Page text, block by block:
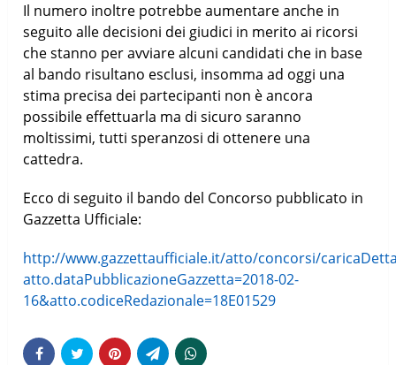
Il numero inoltre potrebbe aumentare anche in
seguito alle decisioni dei giudici in merito ai ricorsi
che stanno per avviare alcuni candidati che in base
al bando risultano esclusi, insomma ad oggi una
stima precisa dei partecipanti non è ancora
possibile effettuarla ma di sicuro saranno
moltissimi, tutti speranzosi di ottenere una
cattedra.
Ecco di seguito il bando del Concorso pubblicato in
Gazzetta Ufficiale:
http://www.gazzettaufficiale.it/atto/concorsi/
atto.dataPubblicazioneGazzetta=2018-02-
16&atto.codiceRedazionale=18E01529